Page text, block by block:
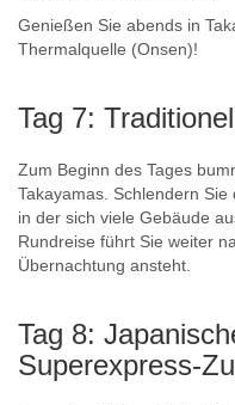
Genießen Sie abends in
Thermalquelle (Onsen)!
Tag 7:
Zum Beginn des Tages
Takayamas. Schlendern
in der sich viele Gebäude
Rundreise führt Sie weiter
Übernachtung ansteht.
Tag 8:
Superexpress-